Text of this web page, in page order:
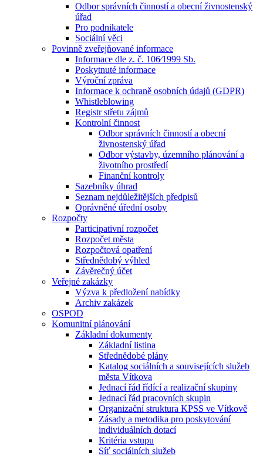
Odbor správních činností a obecní živnostenský
úřad
Pro podnikatele
Sociální věci
Povinně zveřejňované informace
Informace dle z. č. 106⁄1999 Sb.
Poskytnuté informace
Výroční zpráva
Informace k ochraně osobních údajů (GDPR)
Whistleblowing
Registr střetu zájmů
Kontrolní činnost
Odbor správních činností a obecní
živnostenský úřad
Odbor výstavby, územního plánování a
životního prostředí
Finanční kontroly
Sazebníky úhrad
Seznam nejdůležitějších předpisů
Oprávněné úřední osoby
Rozpočty
Participativní rozpočet
Rozpočet města
Rozpočtová opatření
Střednědobý výhled
Závěrečný účet
Veřejné zakázky
Výzva k předložení nabídky
Archiv zakázek
OSPOD
Komunitní plánování
Základní dokumenty
Základní listina
Střednědobé plány
Katalog sociálních a souvisejících služeb
města Vítkova
Jednací řád řídící a realizační skupiny
Jednací řád pracovních skupin
Organizační struktura KPSS ve Vítkově
Zásady a metodika pro poskytování
individuálních dotací
Kritéria vstupu
Síť sociálních služeb